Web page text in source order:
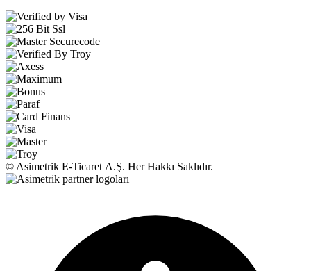
© Asimetrik E‑Ticaret A.Ş. Her Hakkı Saklıdır.